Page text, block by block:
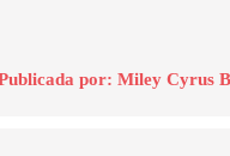
por: Miley Cyrus